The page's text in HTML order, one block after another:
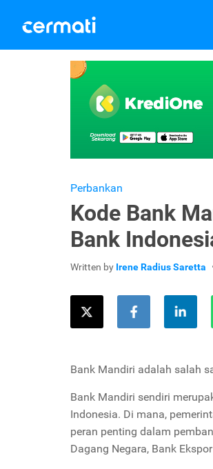
Perbankan
Kode Bank
Bank
Written by Irene Radius Saretta
Bank Mandiri adalah salah
Bank Mandiri sendiri
Indonesia. Di mana,
peran penting dalam
Dagang Negara, Bank